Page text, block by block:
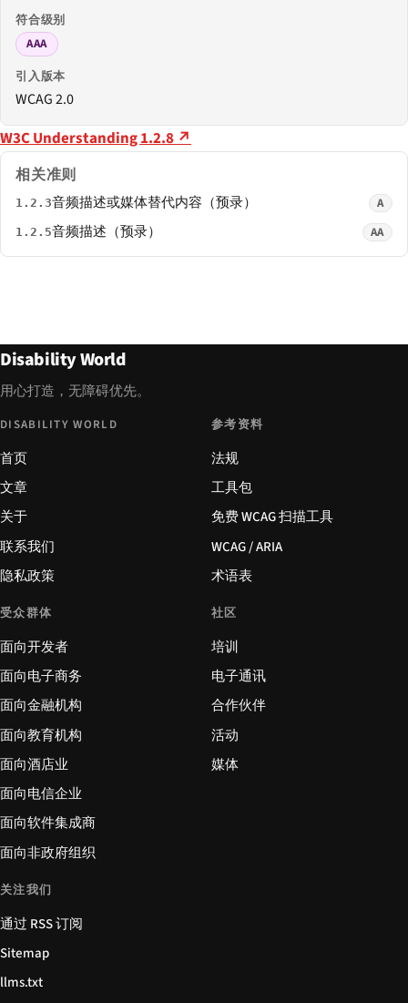
符合级别
AAA
引入版本
WCAG 2.0
W3C Understanding 1.2.8 ↗
相关准则
1.2.3音频描述或媒体替代内容（预录） A
1.2.5音频描述（预录） AA
Disability World
用心打造，无障碍优先。
DISABILITY WORLD
首页
文章
关于
联系我们
隐私政策
参考资料
法规
工具包
免费 WCAG 扫描工具
WCAG / ARIA
术语表
受众群体
面向开发者
面向电子商务
面向金融机构
面向教育机构
面向酒店业
面向电信企业
面向软件集成商
面向非政府组织
社区
培训
电子通讯
合作伙伴
活动
媒体
关注我们
通过 RSS 订阅
Sitemap
llms.txt